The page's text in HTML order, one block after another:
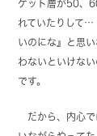
ゲット層が50、
れていたりして…
いのにな』と思
わないといけな
です。
だから、内心で